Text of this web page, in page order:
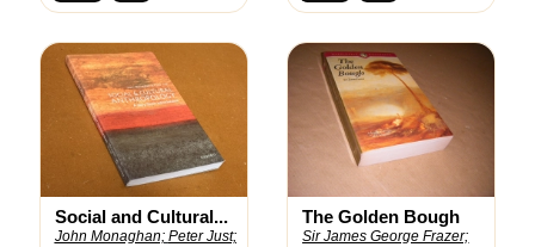
Social and Cultural...
John Monaghan; Peter Just;
The Golden Bough
Sir James George Frazer;